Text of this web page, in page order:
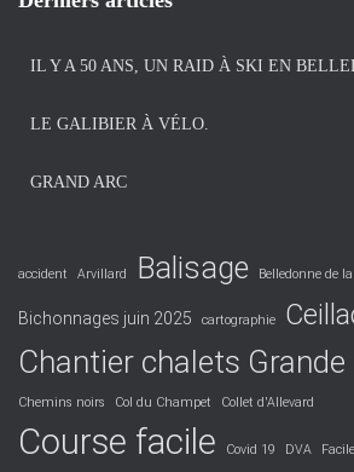
IL Y A 50 ANS, UN RAID À SKI EN
LE GALIBIER À VÉLO.
GRAND ARC
accident Arvillard Balisage Belledonne de
Bichonnages juin 2025 cartographie
Chantier chalets
Chemins noirs Col du Champet Collet d'Allevard
Course facile Covid 19 DVA Facile